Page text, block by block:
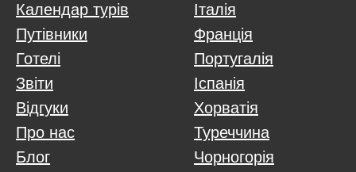
Календар турів
Путівники
Готелі
Звіти
Відгуки
Про нас
Блог
Італія
Франція
Португалія
Іспанія
Хорватія
Туреччина
Чорногорія